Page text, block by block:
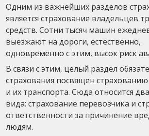
Одним из важнейших разделов
является страхование владельцев
средств. Сотни тысяч машин
выезжают на дороги, естественно,
одновременно с этим, высок риск
В связи с этим, целый раздел
страхования посвящен
и их транспорта. Сюда относится
вида: страхование перевозчика и
ответственности за причинение
людям.